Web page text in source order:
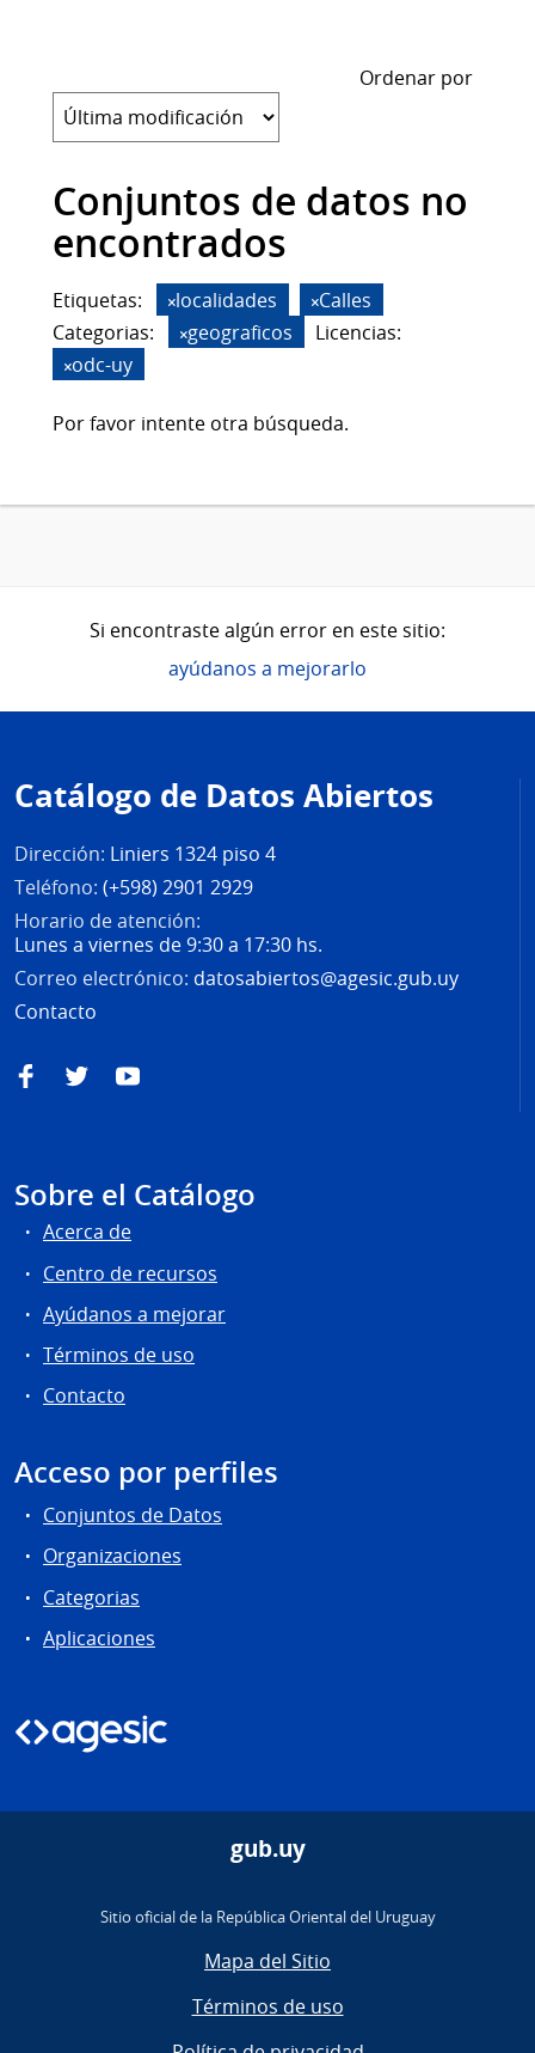
Ordenar por
Conjuntos de datos no
encontrados
Etiquetas: localidades
Calles
Categorias:
geograficos
Licencias:
odc-uy
Por favor intente otra búsqueda.
Si encontraste algún error en este sitio:
ayúdanos a mejorarlo
de
página
Catálogo de Datos Abiertos
Dirección: Liniers 1324 piso 4
Teléfono: (+598) 2901 2929
Horario de atención:
Lunes a viernes de 9:30 a 17:30 hs.
Correo electrónico: datosabiertos@agesic.gub.uy
Contacto
FacebookTwitterYouTube
Sobre el Catálogo
Acerca de
Centro de recursos
Ayúdanos a mejorar
Términos de uso
Contacto
Acceso por perfiles
Conjuntos de Datos
Organizaciones
Categorias
Aplicaciones
gub.uy
Sitio oficial de la República Oriental del Uruguay
Mapa del Sitio
Términos de uso